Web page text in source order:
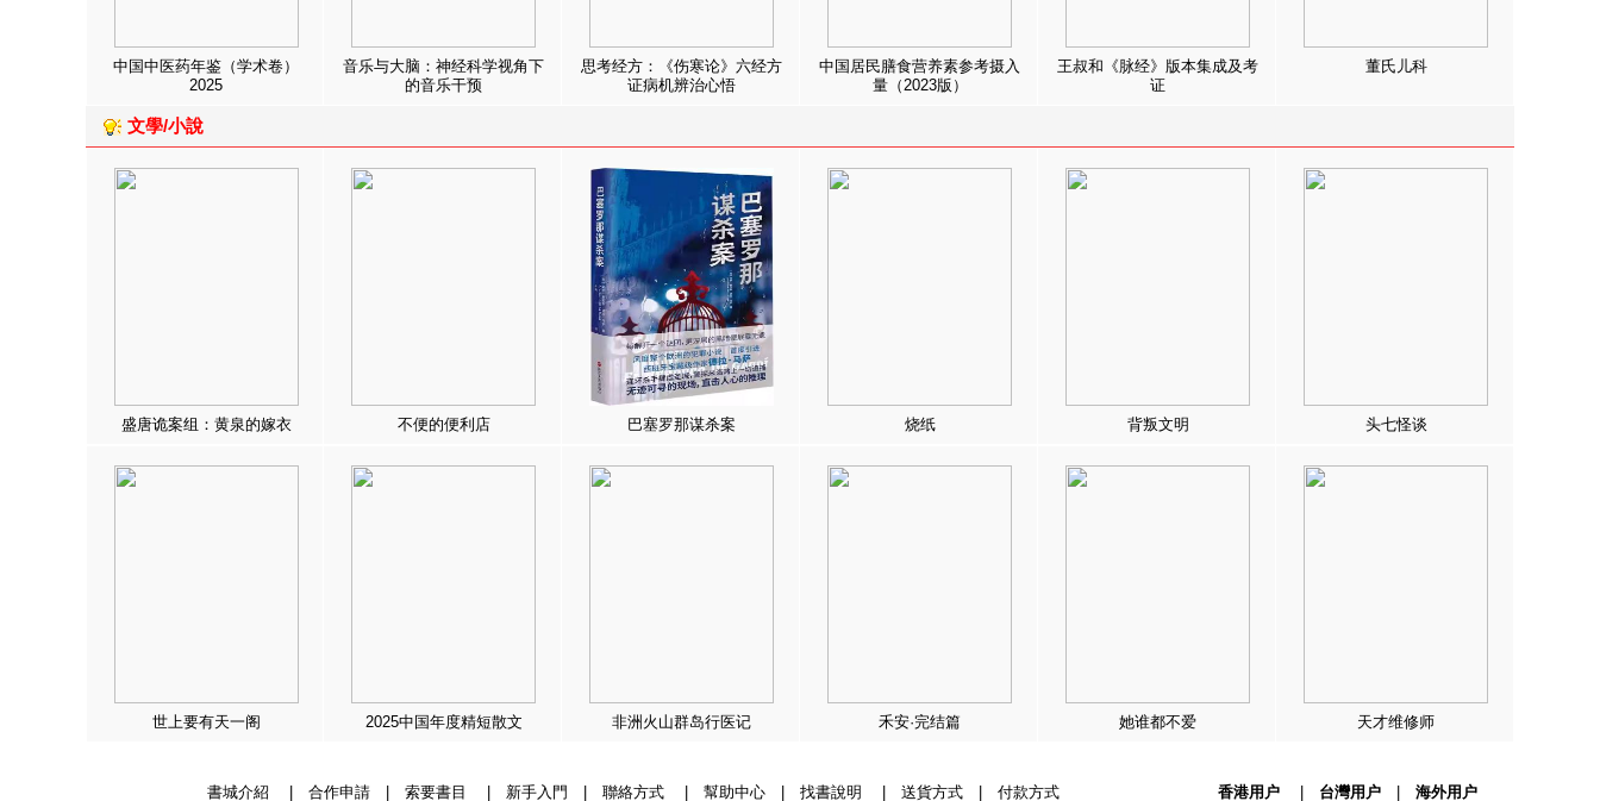
中国中医药年鉴（学术卷）
2025
音乐与大脑：神经科学视角下
的音乐干预
思考经方：《伤寒论》六经方
证病机辨治心悟
中国居民膳食营养素参考摄入
量（2023版）
王叔和《脉经》版本集成及考
证
董氏儿科
文學/小說
盛唐诡案组：黄泉的嫁衣 不便的便利店 巴塞罗那谋杀案 烧纸 背叛文明 头七怪谈
世上要有天一阁 2025中国年度精短散文 非洲火山群岛行医记 禾安·完结篇 她谁都不爱 天才维修师
書城介紹 合作申請| 索要書目 新手入門 聯絡方式| 幫助中心| 找書說明 送貨方式| 付款方式 香港用户| 台灣用户| 海外用户